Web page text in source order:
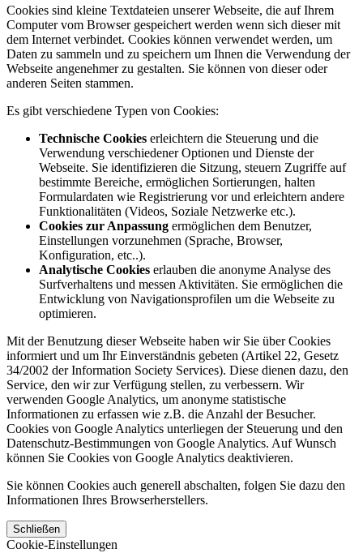
Cookies sind kleine Textdateien unserer Webseite, die auf Ihrem
Computer vom Browser gespeichert werden wenn sich dieser mit
dem Internet verbindet. Cookies können verwendet werden, um
Daten zu sammeln und zu speichern um Ihnen die Verwendung der
Webseite angenehmer zu gestalten. Sie können von dieser oder
anderen Seiten stammen.
Es gibt verschiedene Typen von Cookies:
Technische Cookies erleichtern die Steuerung und die
Verwendung verschiedener Optionen und Dienste der
Webseite. Sie identifizieren die Sitzung, steuern Zugriffe auf
bestimmte Bereiche, ermöglichen Sortierungen, halten
Formulardaten wie Registrierung vor und erleichtern andere
Funktionalitäten (Videos, Soziale Netzwerke etc.).
Cookies zur Anpassung ermöglichen dem Benutzer,
Einstellungen vorzunehmen (Sprache, Browser,
Konfiguration, etc..).
Analytische Cookies erlauben die anonyme Analyse des
Surfverhaltens und messen Aktivitäten. Sie ermöglichen die
Entwicklung von Navigationsprofilen um die Webseite zu
optimieren.
Mit der Benutzung dieser Webseite haben wir Sie über Cookies
informiert und um Ihr Einverständnis gebeten (Artikel 22, Gesetz
34/2002 der Information Society Services). Diese dienen dazu, den
Service, den wir zur Verfügung stellen, zu verbessern. Wir
verwenden Google Analytics, um anonyme statistische
Informationen zu erfassen wie z.B. die Anzahl der Besucher.
Cookies von Google Analytics unterliegen der Steuerung und den
Datenschutz-Bestimmungen von Google Analytics. Auf Wunsch
können Sie Cookies von Google Analytics deaktivieren.
Sie können Cookies auch generell abschalten, folgen Sie dazu den
Informationen Ihres Browserherstellers.
Schließen
Cookie-Einstellungen